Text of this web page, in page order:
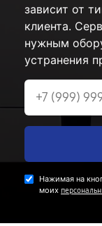
зависит от
клиента.
нужным
устранения
Нажимая на
моих